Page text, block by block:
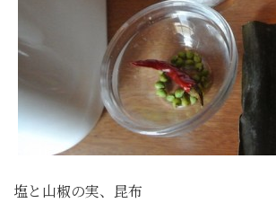
塩と山椒の実、昆布